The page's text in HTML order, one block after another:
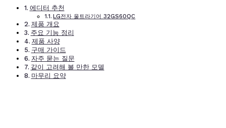
에디터 추천
LG전자 울트라기어 32GS60QC
제품 개요
주요 기능 정리
제품 사양
구매 가이드
자주 묻는 질문
같이 고려해 볼 만한 모델
마무리 요약